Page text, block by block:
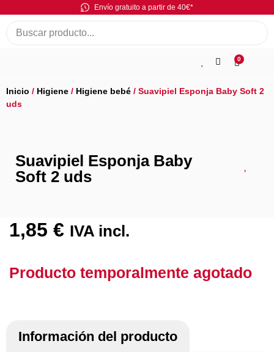
Envío gratuito a partir de 40€*
0
Inicio / Higiene / Higiene bebé / Suavipiel Esponja Baby Soft 2
uds
Suavipiel Esponja Baby
Soft 2 uds
1,85 € IVA incl.
Producto temporalmente agotado
Información del producto